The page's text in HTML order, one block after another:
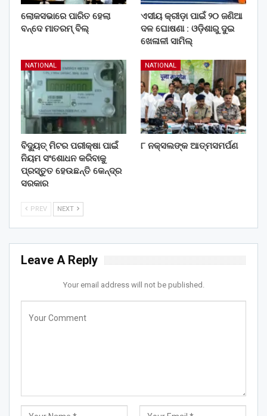
ଲୋକସଭାରେ ପାରିତ ହେଲା
ବନ୍ଦେ ମାତରମ୍‌ ବିଲ୍‌
ଏସୀୟ କ୍ରୀଡ଼ା ପାଇଁ ୨୦ ଜଣିଆ
ଦଳ ଘୋଷଣା : ଓଡ଼ିଶାରୁ ଦୁଇ
ଖେଳାଳୀ ସାମିଲ୍
NATIONAL
ବିଦ୍ୟୁତ୍ ମିଟର ପରୀକ୍ଷା ପାଇଁ
ନିୟମ ସଂଶୋଧନ କରିବାକୁ
ପ୍ରସ୍ତୁତ ହେଉଛନ୍ତି କେନ୍ଦ୍ର
ସରକାର
NATIONAL
୮ ନକ୍ସଲଙ୍କ ଆତ୍ମସମର୍ପଣ
PREV NEXT
Leave A Reply
Your email address will not be published.